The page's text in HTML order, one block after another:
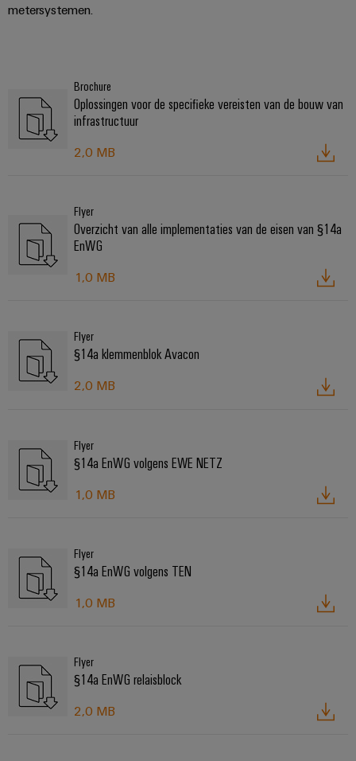
metersystemen.
Brochure
Oplossingen voor de specifieke vereisten van de bouw van
infrastructuur
2,0 MB
Flyer
Overzicht van alle implementaties van de eisen van §14a
EnWG
1,0 MB
Flyer
§14a klemmenblok Avacon
2,0 MB
Flyer
§14a EnWG volgens EWE NETZ
1,0 MB
Flyer
§14a EnWG volgens TEN
1,0 MB
Flyer
§14a EnWG relaisblock
2,0 MB